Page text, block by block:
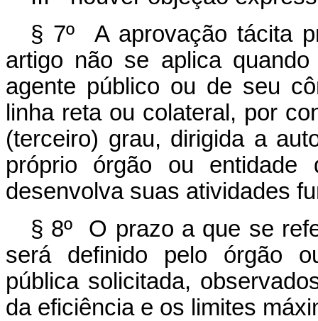
§ 7º A aprovação tácita
artigo não se aplica
agente público ou de seu
linha reta ou colateral, por
(terceiro) grau, dirigida a
próprio órgão ou entidade
desenvolva suas atividades
§ 8º O prazo a que se
será definido pelo órgão
pública solicitada,
da eficiência e os limites